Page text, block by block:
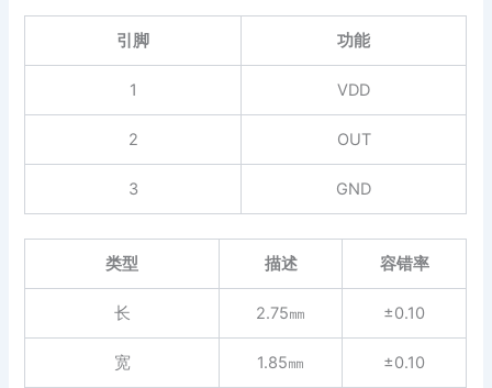
引脚 功能
1 VDD
2 OUT
3 GND
类型 描述 容错率
长 2.75㎜ ±0.10
宽 1.85㎜ ±0.10